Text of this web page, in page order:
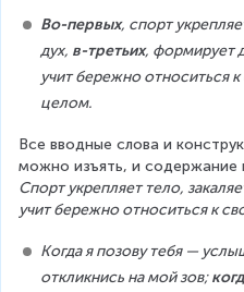
Во-первых, спорт
дух, в-третьих, формирует
учит бережно относиться
целом.
Все вводные слова и
можно изъять, и содержание
Спорт укрепляет тело,
учит бережно относиться к
Когда я позову тебя —
откликнись на мой зов;